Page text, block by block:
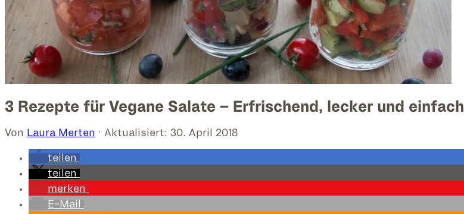
3 Rezepte für Vegane Salate – Erfrischend, lecker und einfach
Von Laura Merten · Aktualisiert: 30. April 2018
teilen
teilen
merken
E-Mail